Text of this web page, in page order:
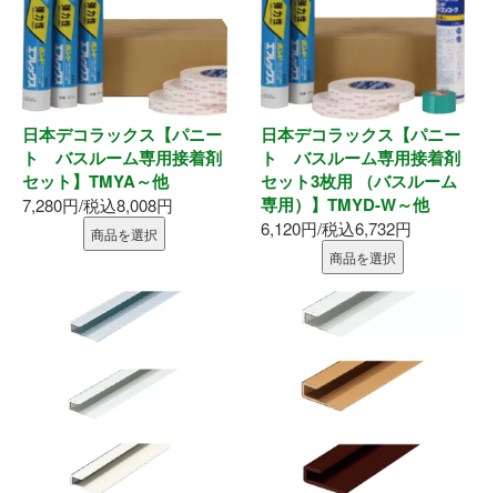
物干し
換気部材
通気部材
外装部材
アルミ型材
外構部材
現場用品
日本デコラックス【パニー
ト バスルーム専用接着剤
セット】TMYA～他
7,280円/税込8,008円
商品を選択
日本デコラックス【パニー
ト バスルーム専用接着剤
セット3枚用 （バスルーム
専用）】TMYD-W～他
6,120円/税込6,732円
商品を選択